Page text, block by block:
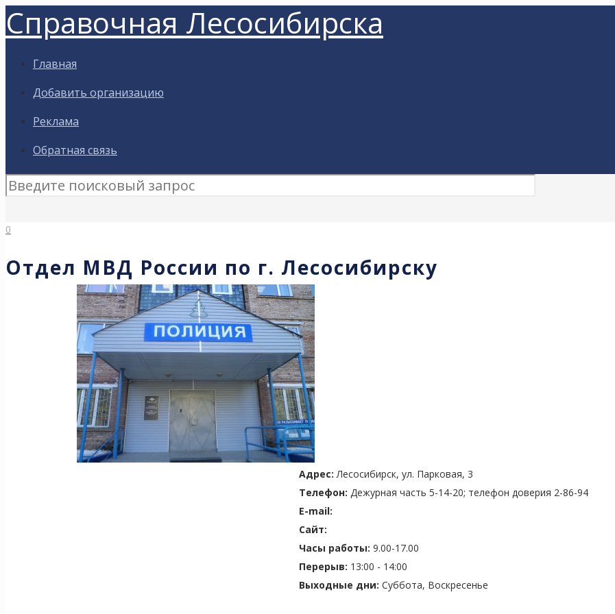
Справочная Лесосибирска
Главная
Добавить организацию
Реклама
Обратная связь
0
Отдел МВД России по г. Лесосибирску
Адрес: Лесосибирск, ул. Парковая, 3
Телефон: Дежурная часть 5-14-20; телефон доверия 2-86-94
E-mail:
Сайт:
Часы работы: 9.00-17.00
Перерыв: 13:00 - 14:00
Выходные дни: Суббота, Воскресенье